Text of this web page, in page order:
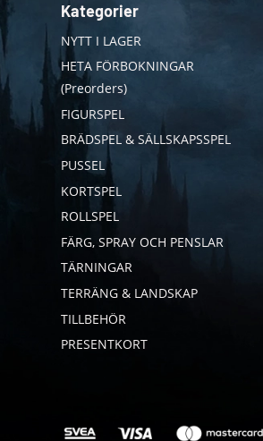
Kategorier
NYTT I LAGER
HETA FÖRBOKNINGAR
(Preorders)
FIGURSPEL
BRÄDSPEL & SÄLLSKAPSSPEL
PUSSEL
KORTSPEL
ROLLSPEL
FÄRG, SPRAY OCH PENSLAR
TÄRNINGAR
TERRÄNG & LANDSKAP
TILLBEHÖR
PRESENTKORT